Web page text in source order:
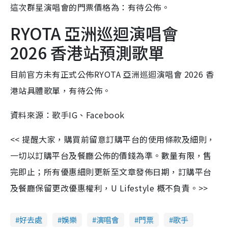
這次群星演唱會的門票價格為：有待公佈。
RYOTA 亞洲巡迴演唱會
2026 香港站預測歌單
目前官方未有正式公佈RYOTA 亞洲巡迴演唱會 2026 香
港站具體歌單，有待公佈。
資料來源：歌手IG、Facebook
<< 提醒大家，購買前留意訂購平台的使用條款及細則，
一切以訂購平台及餐廳公佈的價錢為準。數量有限，售
完即止；所有優惠細則更新至文章發佈日期，訂購平台
及餐廳保留更改優惠權利，U Lifestyle 概不負責。>>
好去處 娛樂 演唱會 門票 歌手